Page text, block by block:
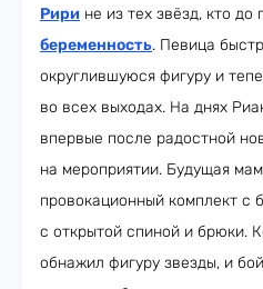
Рири не из тех звёзд, кто до
беременность. Певица
округлившуюся фигуру и
во всех выходах. На днях
впервые после радостной
на мероприятии. Будущая
провокационный комплект с
с открытой спиной и брюки.
обнажил фигуру звезды, и